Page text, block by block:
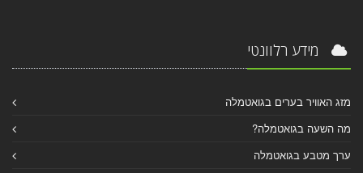
מידע רלוונטי
מזג האוויר בערים בגואטמלה
מה השעה בגואטמלה?
ערך מטבע בגואטמלה